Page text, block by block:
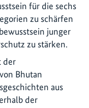
für die sechs
zu schärfen
junger
zu stärken.
der
Bhutan
aus
der